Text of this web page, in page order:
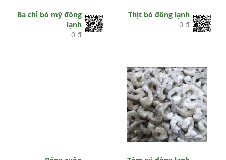
Ba chỉ bò mỹ đông
lạnh
0 đ
Thịt bò đông lạnh
0 đ